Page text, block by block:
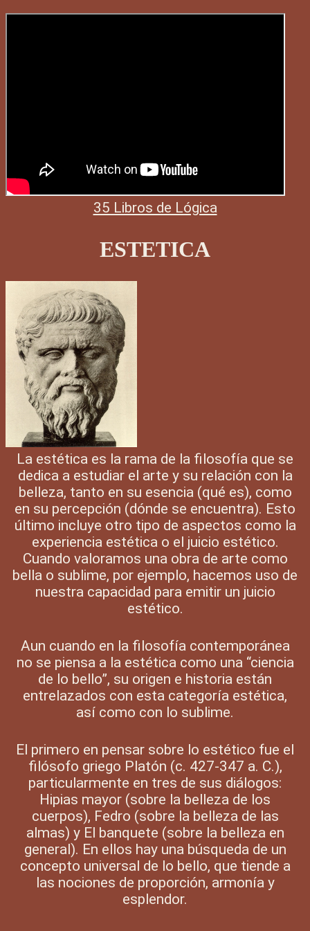
35 Libros de Lógica
ESTETICA
La estética es la rama de la filosofía que se
dedica a estudiar el arte y su relación con la
belleza, tanto en su esencia (qué es), como
en su percepción (dónde se encuentra). Esto
último incluye otro tipo de aspectos como la
experiencia estética o el juicio estético.
Cuando valoramos una obra de arte como
bella o sublime, por ejemplo, hacemos uso de
nuestra capacidad para emitir un juicio
estético.
Aun cuando en la filosofía contemporánea
no se piensa a la estética como una “ciencia
de lo bello”, su origen e historia están
entrelazados con esta categoría estética,
así como con lo sublime.
El primero en pensar sobre lo estético fue el
filósofo griego Platón (c. 427-347 a. C.),
particularmente en tres de sus diálogos:
Hipias mayor (sobre la belleza de los
cuerpos), Fedro (sobre la belleza de las
almas) y El banquete (sobre la belleza en
general). En ellos hay una búsqueda de un
concepto universal de lo bello, que tiende a
las nociones de proporción, armonía y
esplendor.